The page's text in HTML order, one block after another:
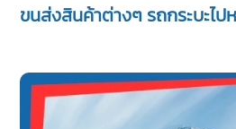
ขนส่งสินค้าต่างๆ รถกระบะไป